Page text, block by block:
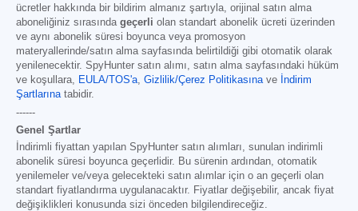
ücretler hakkında bir bildirim almanız şartıyla, orijinal satın alma
aboneliğiniz sırasında geçerli olan standart abonelik ücreti üzerinden
ve aynı abonelik süresi boyunca veya promosyon
materyallerinde/satın alma sayfasında belirtildiği gibi otomatik olarak
yenilenecektir. SpyHunter satın alımı, satın alma sayfasındaki hüküm
ve koşullara,
EULA/TOS'a Gizlilik/Çerez Politikasına ve İndirim
Şartlarına tabidir.
------
Genel Şartlar
İndirimli fiyattan yapılan SpyHunter satın alımları, sunulan indirimli
abonelik süresi boyunca geçerlidir. Bu sürenin ardından, otomatik
yenilemeler ve/veya gelecekteki satın alımlar için o an geçerli olan
standart fiyatlandırma uygulanacaktır. Fiyatlar değişebilir, ancak fiyat
değişiklikleri konusunda sizi önceden bilgilendireceğiz.